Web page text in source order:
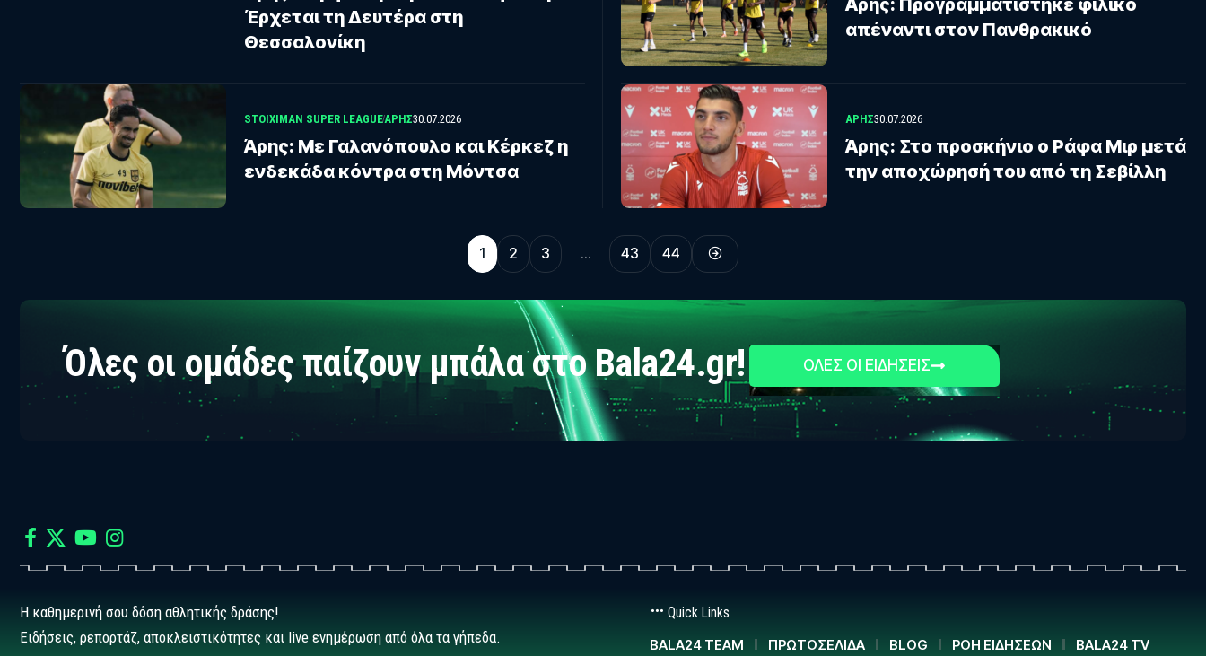
Έρχεται τη Δευτέρα στη
Θεσσαλονίκη
απέναντι στον Πανθρακικό
STOIXIMAN SUPER LEAGUEΑΡΗΣ30.07.2026
Άρης: Με Γαλανόπουλο και Κέρκεζ η
ενδεκάδα κόντρα στη Μόντσα
ΑΡΗΣ30.07.2026
Άρης: Στο προσκήνιο ο Ράφα Μιρ μετά
την αποχώρησή του από τη Σεβίλλη
1 2 3 … 43 44
Όλες οι ομάδες παίζουν μπάλα στο Bala24.gr! ΟΛΕΣ ΟΙ ΕΙΔΗΣΕΙΣ
Η καθημερινή σου δόση αθλητικής δράσης!
Ειδήσεις, ρεπορτάζ, αποκλειστικότητες και live ενημέρωση από όλα τα γήπεδα.
Quick Links
BALA24 TEAM
ΠΡΩΤΟΣΕΛΙΔΑ BLOG ΡΟΗ ΕΙΔΗΣΕΩΝ BALA24 TV